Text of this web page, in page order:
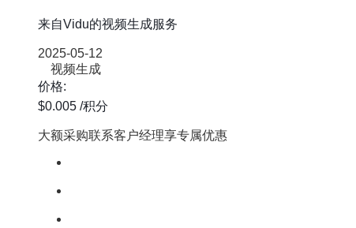
来自Vidu的视频生成服务
2025-05-12
视频生成
价格:
$0.005 /积分
大额采购联系客户经理享专属优惠